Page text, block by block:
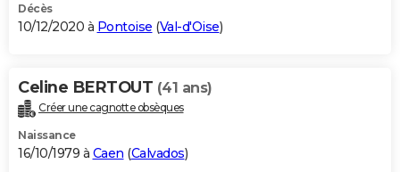
Décès
10/12/2020 à Pontoise (Val-d'Oise)
Celine BERTOUT (41 ans)
Créer une cagnotte obsèques
Naissance
16/10/1979 à Caen (Calvados)